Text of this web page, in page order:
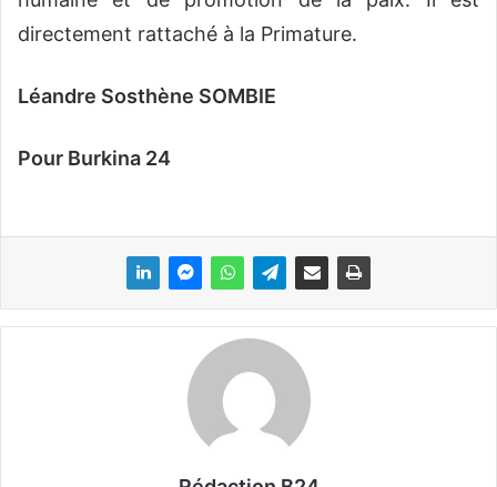
directement rattaché à la Primature.
Léandre Sosthène SOMBIE
Pour Burkina 24